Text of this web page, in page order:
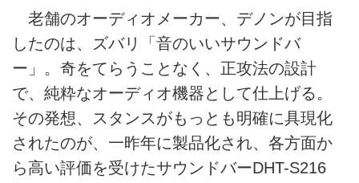
老舗のオーディオメーカー、デノンが目指
したのは、ズバリ「音のいいサウンドバ
ー」。奇をてらうことなく、正攻法の設計
で、純粋なオーディオ機器として仕上げる。
その発想、スタンスがもっとも明確に具現化
されたのが、一昨年に製品化され、各方面か
ら高い評価を受けたサウンドバーDHT-S216